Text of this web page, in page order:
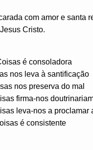
com amor e santa
Cristo.
é consoladora
nos leva à santificação
nos preserva do mal
firma-nos
leva-nos a proclamar
é consistente